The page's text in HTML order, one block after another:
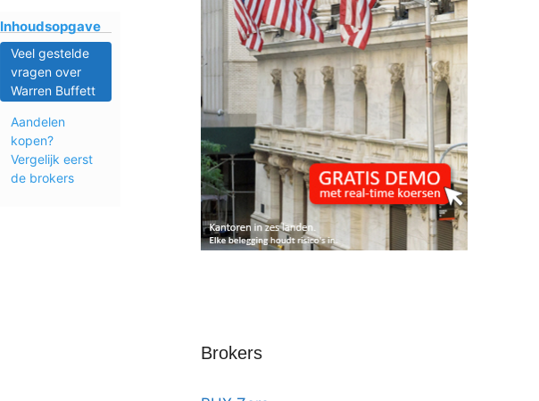
Inhoudsopgave
Veel gestelde
vragen over
Warren Buffett
Aandelen
kopen?
Vergelijk eerst
de brokers
Brokers